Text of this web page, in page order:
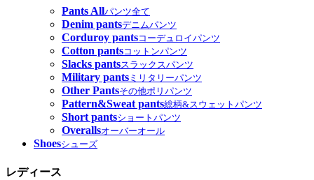
Pants Allパンツ全て
Denim pantsデニムパンツ
Corduroy pantsコーデュロイパンツ
Cotton pantsコットンパンツ
Slacks pantsスラックスパンツ
Military pants ミリタリーパンツ
Other Pantsその他ポリパンツ
Pattern&Sweat pants総柄&スウェットパンツ
Short pantsショートパンツ
Overallsオーバーオール
Shoesシューズ
レディース